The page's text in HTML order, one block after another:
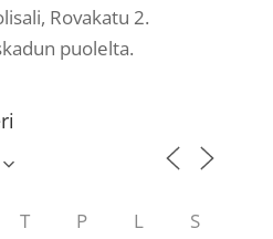
Rovakatu 2.
puolelta.
T P L S